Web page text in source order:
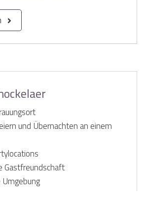
und Übernachten an einem
Gastfreundschaft
Umgebung